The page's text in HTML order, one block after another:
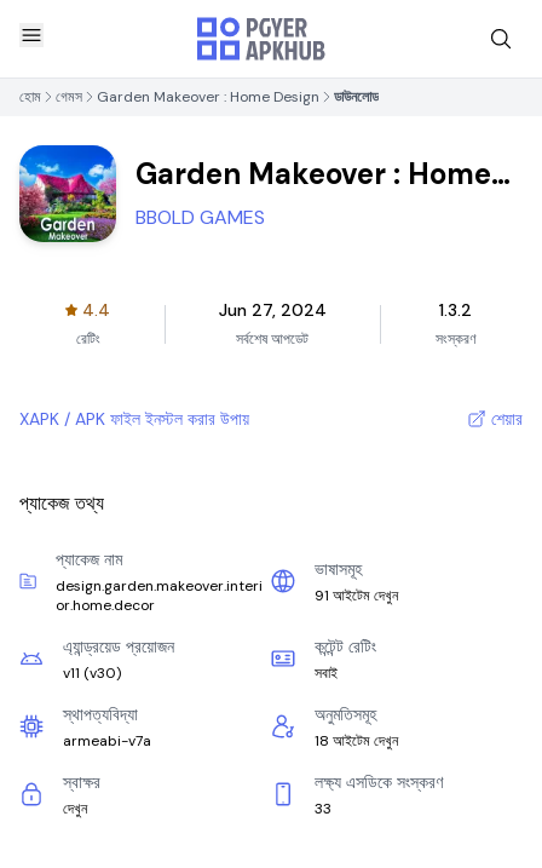
হোম গেমস Garden Makeover : Home Design ডাউনলোড
Garden Makeover : Home
Design
BBOLD GAMES
4.4
রেটিং
Jun 27, 2024
সর্বশেষ আপডেট
1.3.2
সংস্করণ
XAPK / APK ফাইল ইনস্টল করার উপায় শেয়ার
প্যাকেজ তথ্য
প্যাকেজ নাম
design.garden.makeover.interi
or.home.decor
ভাষাসমূহ
91 আইটেম দেখুন
এ্যান্ড্রয়েড প্রয়োজন
v11 (v30)
কন্টেন্ট রেটিং
সবাই
স্থাপত্যবিদ্যা
armeabi-v7a
অনুমতিসমূহ
18 আইটেম দেখুন
স্বাক্ষর
দেখুন
লক্ষ্য এসডিকে সংস্করণ
33